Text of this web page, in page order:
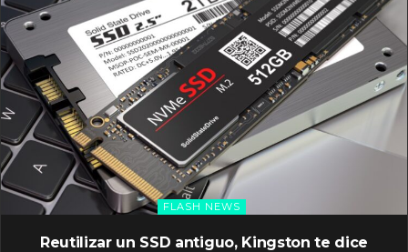
FLASH NEWS
Reutilizar un SSD antiguo, Kingston te dice